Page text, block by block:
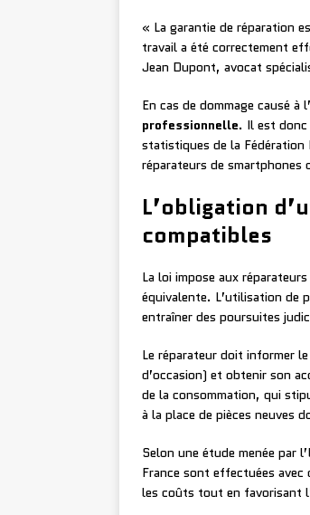
« La garantie de réparation
travail a été correctement
Jean Dupont, avocat
En cas de dommage causé
professionnelle. Il est donc
statistiques de la Fédération
réparateurs de smartphones
L’obligation
compatibles
La loi impose aux
équivalente. L’utilisation de
entraîner des poursuites
Le réparateur doit informer
d’occasion) et obtenir son
de la consommation, qui
à la place de pièces neuves
Selon une étude menée par
France sont effectuées avec
les coûts tout en favorisant